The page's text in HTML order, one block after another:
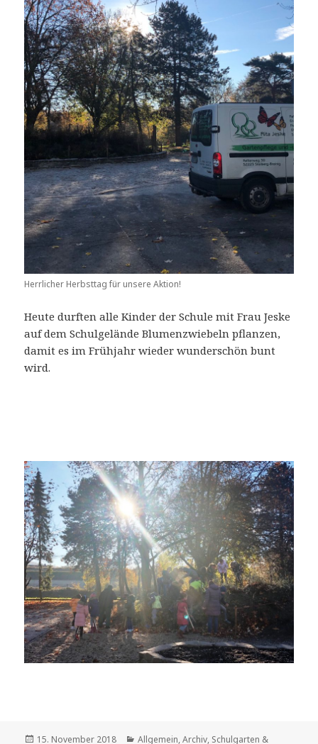
Herrlicher Herbsttag für unsere Aktion!
Heute durften alle Kinder der Schule mit Frau Jeske
auf dem Schulgelände Blumenzwiebeln pflanzen,
damit es im Frühjahr wieder wunderschön bunt
wird.
Veröffentlicht
15. November 2018 Kategorien
Allgemein,Archiv, Schulgarten &